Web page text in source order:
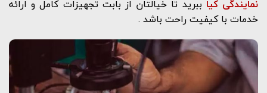
نمایندگی کیا ببرید تا خیالتان از بابت تجهیزات کامل و ارائه
خدمات با کیفیت راحت باشد .